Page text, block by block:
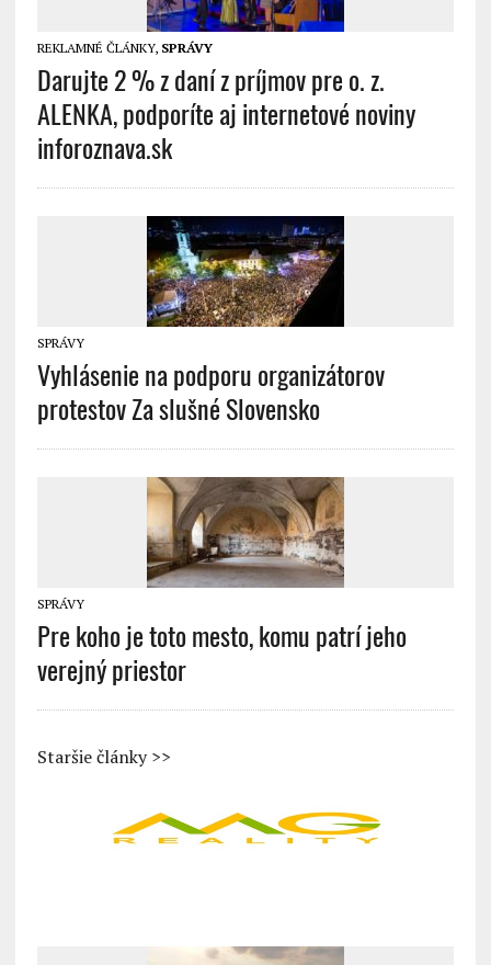
REKLAMNÉ ČLÁNKY, SPRÁVY
Darujte 2 % z daní z príjmov pre o. z.
ALENKA, podporíte aj internetové noviny
inforoznava.sk
SPRÁVY
Vyhlásenie na podporu organizátorov
protestov Za slušné Slovensko
SPRÁVY
Pre koho je toto mesto, komu patrí jeho
verejný priestor
Staršie články >>